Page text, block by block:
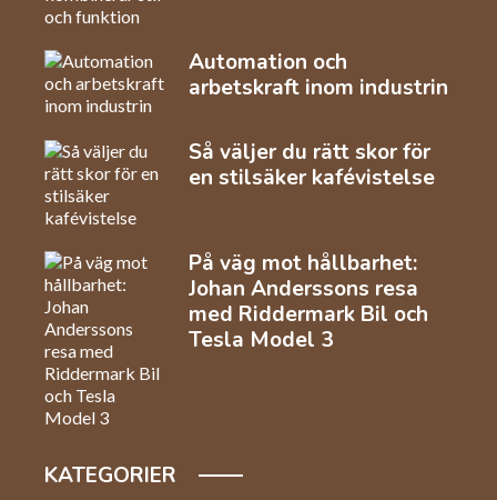
Automation och
arbetskraft inom industrin
Så väljer du rätt skor för
en stilsäker kafévistelse
På väg mot hållbarhet:
Johan Anderssons resa
med Riddermark Bil och
Tesla Model 3
KATEGORIER